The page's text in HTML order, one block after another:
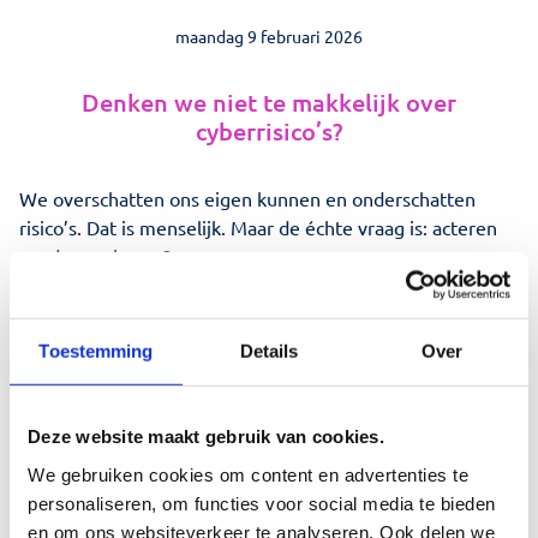
Toestemming Details Over
Deze website maakt gebruik van cookies.
We gebruiken cookies om content en advertenties te
personaliseren, om functies voor social media te bieden
en om ons websiteverkeer te analyseren. Ook delen we
Contact
maandag 9 februari 2026
Denken we niet te makkelijk over
cyberrisico’s?
We overschatten ons eigen kunnen en onderschatten
risico’s. Dat is menselijk. Maar de échte vraag is: acteren
we daar ook naar?
Nog steeds worden organisaties slachtoffer van
cyberaanvallen die met relatief eenvoudige maatregelen
💡 Organiseer expertise